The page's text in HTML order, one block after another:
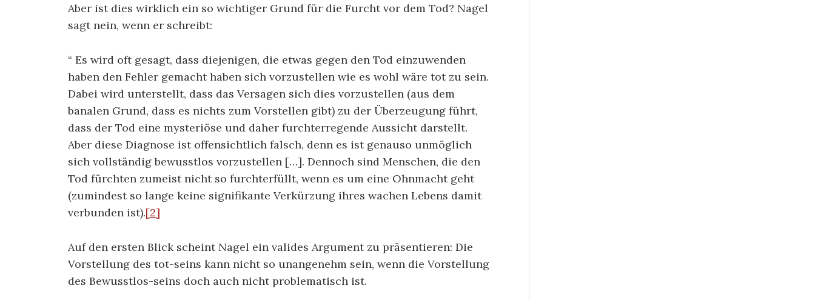
Aber ist dies wirklich ein so wichtiger Grund für die Furcht vor dem Tod? Nagel
sagt nein, wenn er schreibt:
“ Es wird oft gesagt, dass diejenigen, die etwas gegen den Tod einzuwenden
haben den Fehler gemacht haben sich vorzustellen wie es wohl wäre tot zu sein.
Dabei wird unterstellt, dass das Versagen sich dies vorzustellen (aus dem
banalen Grund, dass es nichts zum Vorstellen gibt) zu der Überzeugung führt,
dass der Tod eine mysteriöse und daher furchterregende Aussicht darstellt.
Aber diese Diagnose ist offensichtlich falsch, denn es ist genauso unmöglich
sich vollständig bewusstlos vorzustellen […]. Dennoch sind Menschen, die den
Tod fürchten zumeist nicht so furchterfüllt, wenn es um eine Ohnmacht geht
(zumindest so lange keine signifikante Verkürzung ihres wachen Lebens damit
verbunden ist).[2]
Auf den ersten Blick scheint Nagel ein valides Argument zu präsentieren: Die
Vorstellung des tot-seins kann nicht so unangenehm sein, wenn die Vorstellung
des Bewusstlos-seins doch auch nicht problematisch ist.